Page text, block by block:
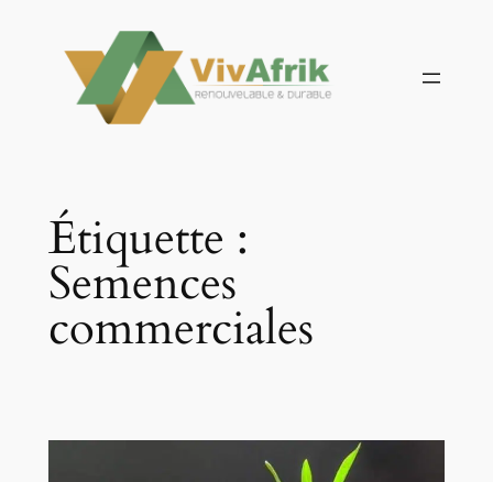
contenu
Étiquette :
Semences
commerciales